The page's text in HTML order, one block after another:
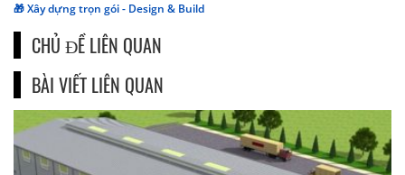
🎁 Xây dựng trọn gói - Design & Build
CHỦ ĐỀ LIÊN QUAN
BÀI VIẾT LIÊN QUAN